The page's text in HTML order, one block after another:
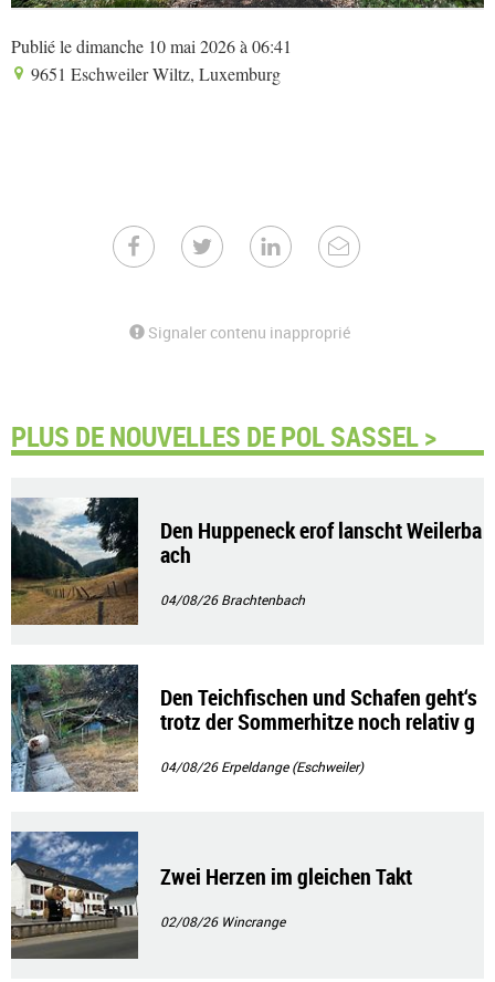
Publié le dimanche 10 mai 2026 à 06:41
9651 Eschweiler Wiltz, Luxemburg
Signaler contenu inapproprié
PLUS DE NOUVELLES DE POL SASSEL >
Den Huppeneck erof lanscht Weilerba
ach
04/08/26Brachtenbach
Den Teichfischen und Schafen geht‘s
trotz der Sommerhitze noch relativ g
04/08/26Erpeldange (Eschweiler)
Zwei Herzen im gleichen Takt
02/08/26 Wincrange